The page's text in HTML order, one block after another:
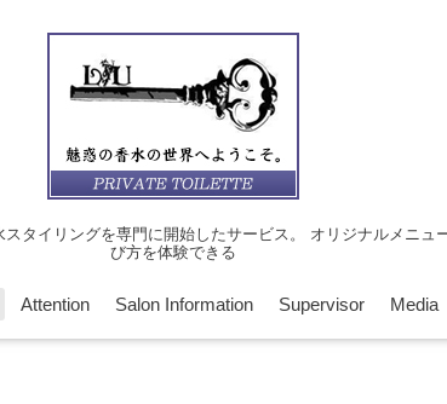
タイリングを専門に開始したサービス。 オリジナルメニュ
び方を体験できる
Attention Salon Information Supervisor Media